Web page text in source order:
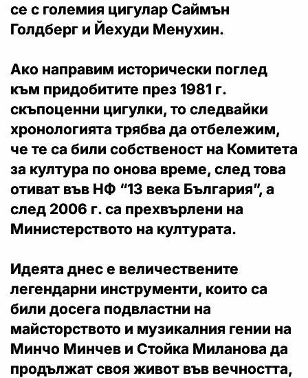
се с големия цигулар Саймън
Голдберг и Йехуди Менухин.
Ако направим исторически поглед
към придобитите през 1981 г.
скъпоценни цигулки, то следвайки
хронологията трябва да отбележим,
че те са били собственост на Комитета
за култура по онова време, след това
отиват във НФ “13 века България”, а
след 2006 г. са прехвърлени на
Министерството на културата.
Идеята днес е величествените
легендарни инструменти, които са
били досега подвластни на
майсторството и музикалния гении на
Минчо Минчев и Стойка Миланова да
продължат своя живот във вечността,